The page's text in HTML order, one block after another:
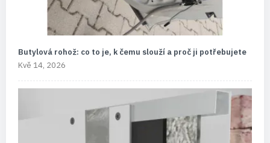
Butylová rohož: co to je, k čemu slouží a proč ji potřebujete
Kvě 14, 2026